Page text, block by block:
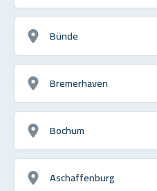
Bünde
Bremerhaven
Bochum
Aschaffenburg